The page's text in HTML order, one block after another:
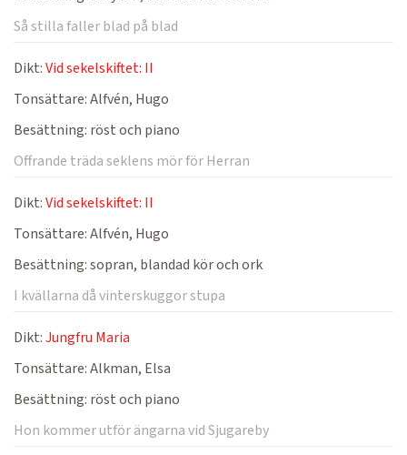
Så stilla faller blad på blad
Dikt:Vid sekelskiftet: II
Tonsättare:Alfvén, Hugo
Besättning: röst och piano
Offrande träda seklens mör för Herran
Dikt:Vid sekelskiftet: II
Tonsättare:Alfvén, Hugo
Besättning:sopran, blandad kör och ork
I kvällarna då vinterskuggor stupa
Dikt:Jungfru Maria
Tonsättare:Alkman, Elsa
Besättning: röst och piano
Hon kommer utför ängarna vid Sjugareby